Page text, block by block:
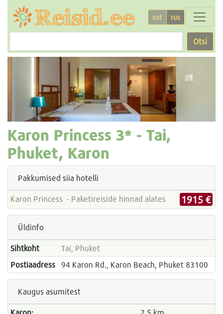
est rus
Otsi
Karon Princess 3* - Tai,
Phuket, Karon
Pakkumised siia hotelli
Karon Princess - Paketireiside hinnad alates 1915 €
Üldinfo
Sihtkoht
Tai, Phuket
Postiaadress
94 Karon Rd., Karon Beach, Phuket 83100
Kaugus asumitest